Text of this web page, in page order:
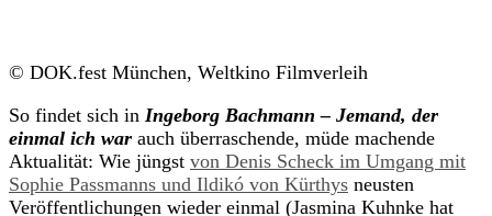
© DOK.fest München, Weltkino Filmverleih
So findet sich in Ingeborg Bachmann – Jemand, der
einmal ich war auch überraschende, müde machende
Aktualität: Wie jüngst von Denis Scheck im Umgang mit
Sophie Passmanns und Ildikó von Kürthys neusten
Veröffentlichungen wieder einmal (Jasmina Kuhnke hat